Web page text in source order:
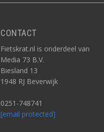
CONTACT
Fietskrat.nl is onderdeel van
Media 73 B.V.
Biesland 13
1948 RJ Beverwijk
0251-748741
[email protected]